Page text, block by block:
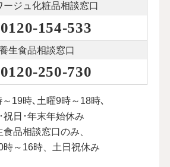
ージュ化粧品相談窓口
0120-154-533
生食品相談窓口
0120-250-730
19時､土曜9時～18時､
祝日･年末年始休み
食品相談窓口のみ、
時～16時、土日祝休み